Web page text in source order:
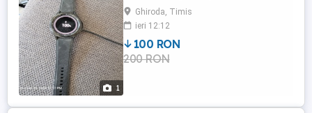
1
Ghiroda, Timis
ieri 12:12
100 RON
200 RON